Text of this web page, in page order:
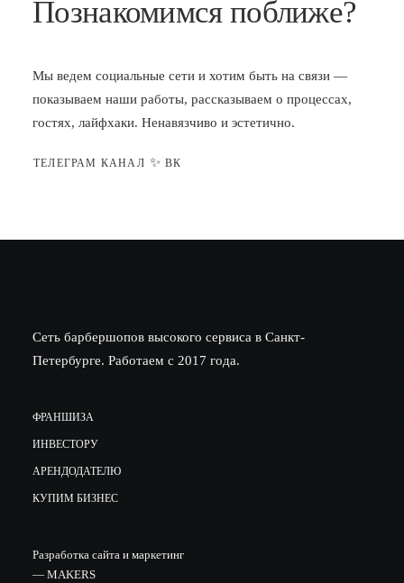
Познакомимся поближе?
Мы ведем социальные сети и хотим быть на связи —
показываем наши работы, рассказываем о процессах,
гостях, лайфхаки. Ненавязчиво и эстетично.
ТЕЛЕГРАМ КАНАЛ ✨ ВК
Сеть барбершопов высокого сервиса в Санкт-
Петербурге. Работаем с 2017 года.
ФРАНШИЗА
ИНВЕСТОРУ
АРЕНДОДАТЕЛЮ
КУПИМ БИЗНЕС
Разработка сайта и маркетинг
— MAKERS